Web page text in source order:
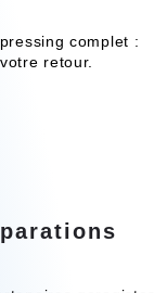
complet :
retour.